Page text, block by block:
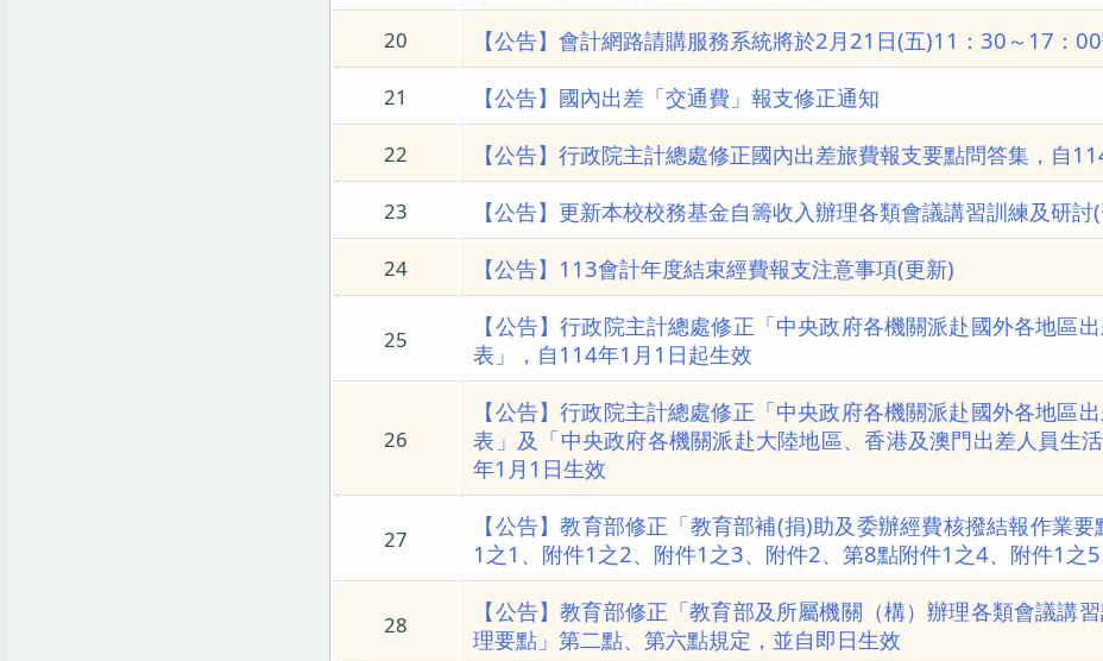
20 【公告】會計網路請購服務系統將於2月21日(五)11：30～17：
21 【公告】國內出差「交通費」報支修正通知
22 【公告】行政院主計總處修正國內出差旅費報支要點問答集，自
23 【公告】更新本校校務基金自籌收入辦理各類會議講習訓練及研
24 【公告】113會計年度結束經費報支注意事項(更新)
25
【公告】行政院主計總處修正「中央政府各機關派赴國外各地區
表」，自114年1月1日起生效
26
【公告】行政院主計總處修正「中央政府各機關派赴國外各地區
表」及「中央政府各機關派赴大陸地區、香港及澳門出差人員生
年1月1日生效
27
【公告】教育部修正「教育部補(捐)助及委辦經費核撥結報作業
1之1、附件1之2、附件1之3、附件2、第8點附件1之4、附件1之
28
【公告】教育部修正「教育部及所屬機關（構）辦理各類會議講
理要點」第二點、第六點規定，並自即日生效